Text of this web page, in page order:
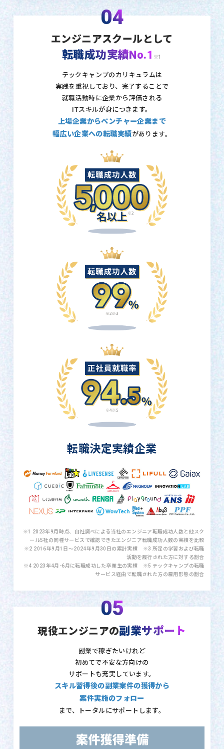
04
エンジニアスクールとして
転職成功実績No.1 ※1
テックキャンプのカリキュラムは
実践を重視しており、 完了することで
就職活動時に企業から評価される
ITスキルが身につきます。
上場企業からベンチャー企業まで
幅広い企業への転職実績があります。
転職決定実績企業
※1 2023年9月時点、自社調べによる当社のエンジニア転職成功人数と他スク
ール5社の同種サービスで確認できたエンジニア転職成功人数の実績を比較
※2 2016年9月1日〜2024年9月30日の累計実績 ※3 所定の学習および転職
活動を履行された方に対する割合
※4 2023年4月-6月に転職成功した卒業生の実績 ※5 テックキャンプの転職
サービス経由で転職された方の雇用形態の割合
05
現役エンジニアの副業サポート
副業で稼ぎたいけれど
初めてで不安な方向けの
サポートも充実しています。
スキル習得後の副業案件の獲得から
案件実施のフォロー
まで、トータルにサポートします。